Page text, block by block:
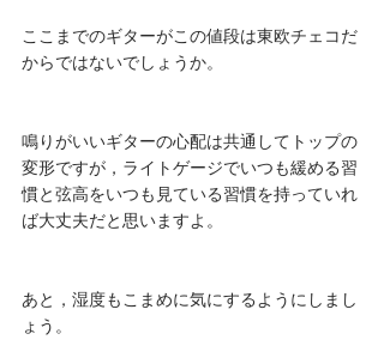
ここまでのギターがこの値段は東欧チェコだ
からではないでしょうか。
鳴りがいいギターの心配は共通してトップの
変形ですが，ライトゲージでいつも緩める習
慣と弦高をいつも見ている習慣を持っていれ
ば大丈夫だと思いますよ。
あと，湿度もこまめに気にするようにしまし
ょう。